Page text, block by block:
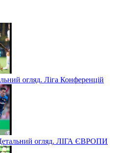
огляд. Ліга Конференцій
огляд. ЛІГА ЄВРОПИ